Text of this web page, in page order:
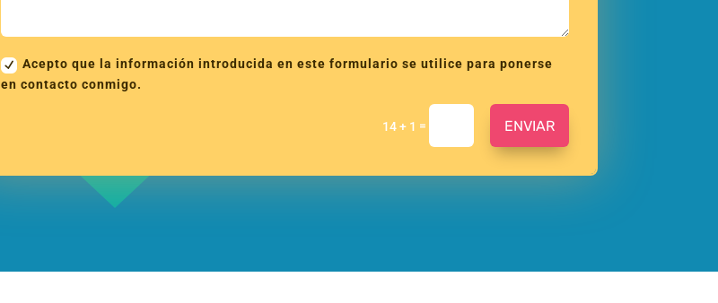
Acepto que la información introducida en este formulario se utilice para ponerse
en contacto conmigo.
14 + 1 = ENVIAR